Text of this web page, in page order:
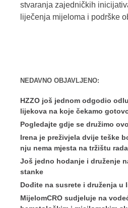
stvaranja zajedničkih
liječenja mijeloma i podrške
NEDAVNO OBJAVLJENO:
HZZO još jednom odgodio
lijekova na koje čekamo
Pogledajte gdje se družimo
Irena je preživjela dvije teške
nju nema mjesta na tržištu rada
Još jedno hodanje i druženje
stanke
Dođite na susrete i druženja u
MijelomCRO sudjeluje na